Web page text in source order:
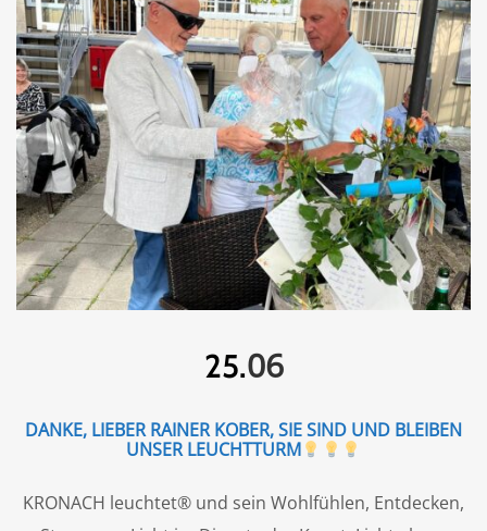
25.06
DANKE, LIEBER RAINER KOBER, SIE SIND UND BLEIBEN
UNSER LEUCHTTURM
KRONACH leuchtet® und sein Wohlfühlen, Entdecken,